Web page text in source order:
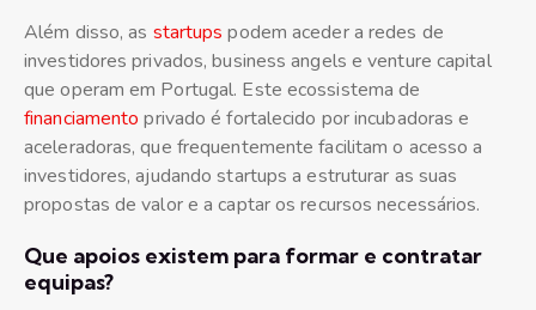
Além disso, as startups podem aceder a redes de
investidores privados, business angels e venture capital
que operam em Portugal. Este ecossistema de
financiamentoprivado é fortalecido por incubadoras e
aceleradoras, que frequentemente facilitam o acesso a
investidores, ajudando startups a estruturar as suas
propostas de valor e a captar os recursos necessários.
Que apoios existem para formar e contratar
equipas?